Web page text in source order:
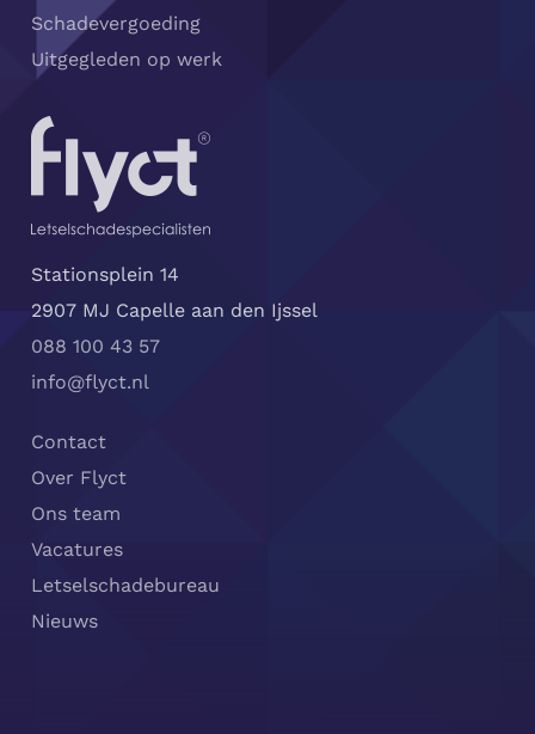
Schadevergoeding
Uitgegleden op werk
Stationsplein 14
2907 MJ Capelle aan den Ijssel
088 100 43 57
info@flyct.nl
Contact
Over Flyct
Ons team
Vacatures
Letselschadebureau
Nieuws